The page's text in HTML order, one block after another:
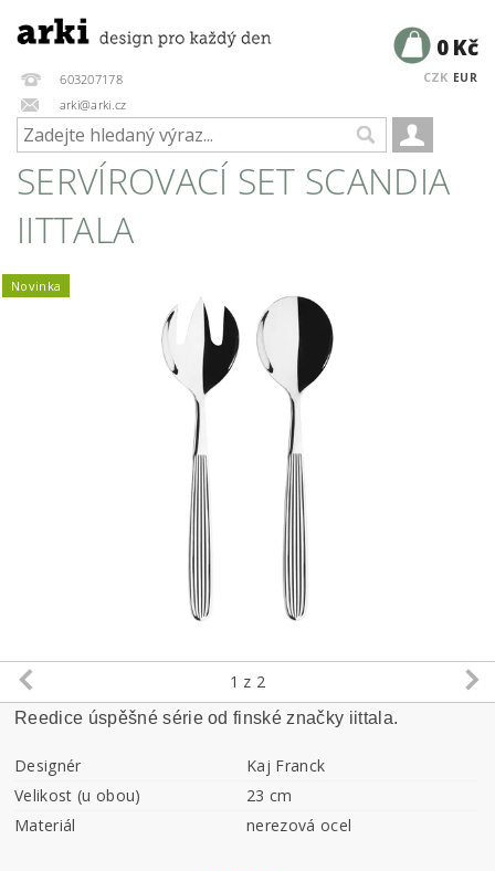
603207178
arki@arki.cz
CZK EUR
0 Kč
SERVÍROVACÍ SET SCANDIA
IITTALA
Novinka
1 z 2
Reedice úspěšné série od finské značky iittala.
Designér
Kaj Franck
Velikost (u obou)
23 cm
Materiál
nerezová ocel